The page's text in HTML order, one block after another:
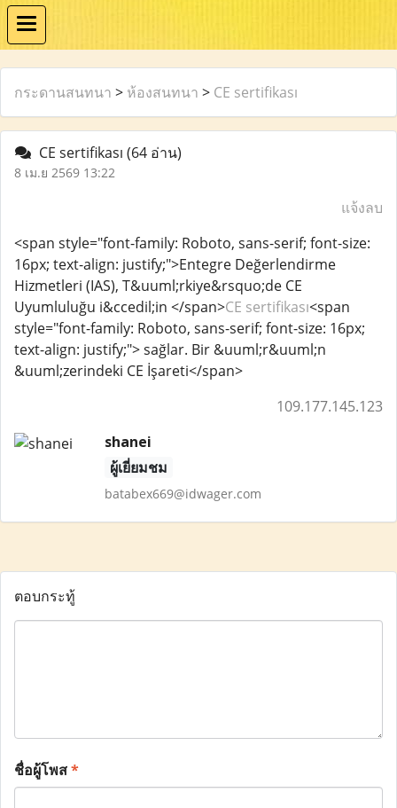
กระดานสนทนา > ห้องสนทนา > CE sertifikası
CE sertifikası (64 อ่าน)
8 เม.ย 2569 13:22
แจ้งลบ
<span style="font-family: Roboto, sans-serif; font-size:
16px; text-align: justify;">Entegre Değerlendirme
Hizmetleri (IAS), T&uuml;rkiye&rsquo;de CE
Uyumluluğu i&ccedil;in </span>CE sertifikası<span
style="font-family: Roboto, sans-serif; font-size: 16px;
text-align: justify;"> sağlar. Bir &uuml;r&uuml;n
&uuml;zerindeki CE İşareti</span>
109.177.145.123
shanei
ผู้เยี่ยมชม
batabex669@idwager.com
ตอบกระทู้
ชื่อผู้โพส*